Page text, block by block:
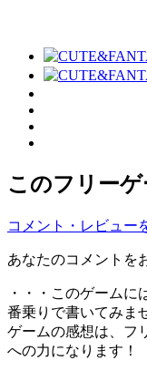
このフリー
コメント・レビュー
あなたのコメントを
・・・このゲーム
番乗りで書いてみま
ゲームの感想は、フ
への力になります！